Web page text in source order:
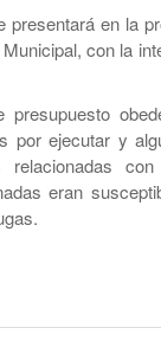
presentará en la
con la
presupuesto
por ejecutar y
relacionadas
eran